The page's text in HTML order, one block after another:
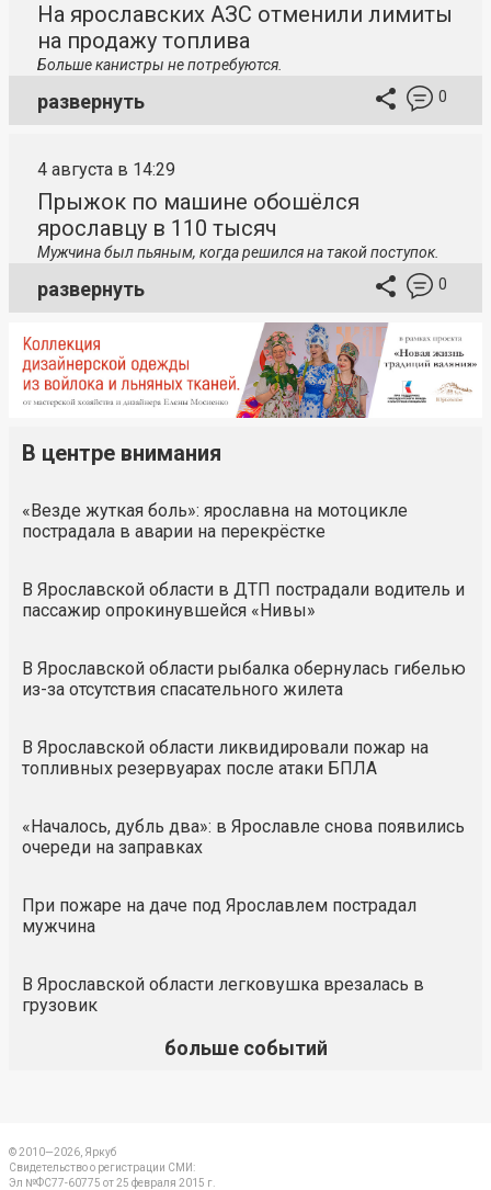
На ярославских АЗС отменили лимиты
на продажу топлива
Больше канистры не потребуются.
развернуть 0
4 августа в 14:29
Прыжок по машине обошёлся
ярославцу в 110 тысяч
Мужчина был пьяным, когда решился на такой поступок.
развернуть 0
В центре внимания
«Везде жуткая боль»: ярославна на мотоцикле
пострадала в аварии на перекрёстке
В Ярославской области в ДТП пострадали водитель и
пассажир опрокинувшейся «Нивы»
В Ярославской области рыбалка обернулась гибелью
из-за отсутствия спасательного жилета
В Ярославской области ликвидировали пожар на
топливных резервуарах после атаки БПЛА
«Началось, дубль два»: в Ярославле снова появились
очереди на заправках
При пожаре на даче под Ярославлем пострадал
мужчина
В Ярославской области легковушка врезалась в
грузовик
больше событий
© 2010—2026, Яркуб
Свидетельство о регистрации СМИ:
Эл №ФС77-60775 от 25 февраля 2015 г.